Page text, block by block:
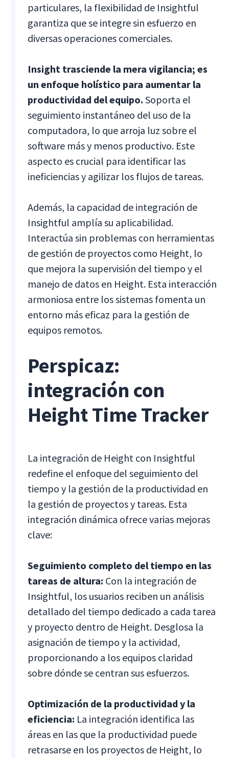
particulares, la flexibilidad de Insightful
garantiza que se integre sin esfuerzo en
diversas operaciones comerciales.
Insight trasciende la mera vigilancia; es
un enfoque holístico para aumentar la
productividad del equipo.Soporta el
seguimiento instantáneo del uso de la
computadora, lo que arroja luz sobre el
software más y menos productivo. Este
aspecto es crucial para identificar las
ineficiencias y agilizar los flujos de tareas.
Además, la capacidad de integración de
Insightful amplía su aplicabilidad.
Interactúa sin problemas con herramientas
de gestión de proyectos como Height, lo
que mejora la supervisión del tiempo y el
manejo de datos en Height. Esta interacción
armoniosa entre los sistemas fomenta un
entorno más eficaz para la gestión de
equipos remotos.
Perspicaz:
integración con
Height Time Tracker
La integración de Height con Insightful
redefine el enfoque del seguimiento del
tiempo y la gestión de la productividad en
la gestión de proyectos y tareas. Esta
integración dinámica ofrece varias mejoras
clave:
Seguimiento completo del tiempo en las
tareas de altura: Con la integración de
Insightful, los usuarios reciben un análisis
detallado del tiempo dedicado a cada tarea
y proyecto dentro de Height. Desglosa la
asignación de tiempo y la actividad,
proporcionando a los equipos claridad
sobre dónde se centran sus esfuerzos.
Optimización de la productividad y la
eficiencia: La integración identifica las
áreas en las que la productividad puede
retrasarse en los proyectos de Height, lo